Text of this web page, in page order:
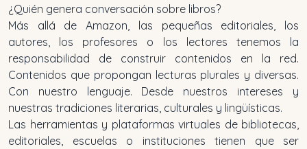
¿Quién genera conversación sobre libros?
Más allá de Amazon, las pequeñas editoriales, los
autores, los profesores o los lectores tenemos la
responsabilidad de construir contenidos en la red.
Contenidos que propongan lecturas plurales y diversas.
Con nuestro lenguaje. Desde nuestros intereses y
nuestras tradiciones literarias, culturales y lingüísticas.
Las herramientas y plataformas virtuales de bibliotecas,
editoriales, escuelas o instituciones tienen que ser